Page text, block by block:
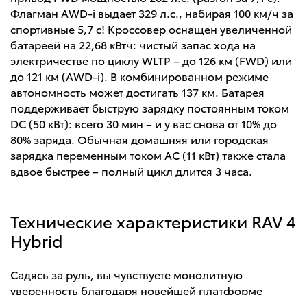
Флагман AWD-i выдает 329 л.с., набирая 100 км/ч за
спортивные 5,7 с! Кроссовер оснащен увеличенной
батареей на 22,68 кВтч: чистый запас хода на
электричестве по циклу WLTP – до 126 км (FWD) или
до 121 км (AWD-i). В комбинированном режиме
автономность может достигать 137 км. Батарея
поддерживает быструю зарядку постоянным током
DC (50 кВт): всего 30 мин – и у вас снова от 10% до
80% заряда. Обычная домашняя или городская
зарядка переменным током AC (11 кВт) также стала
вдвое быстрее – полный цикл длится 3 часа.
Технические характеристики RAV 4
Hybrid
Садясь за руль, вы чувствуете монолитную
уверенность благодаря новейшей платформе